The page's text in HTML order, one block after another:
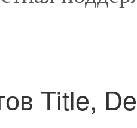
Title,